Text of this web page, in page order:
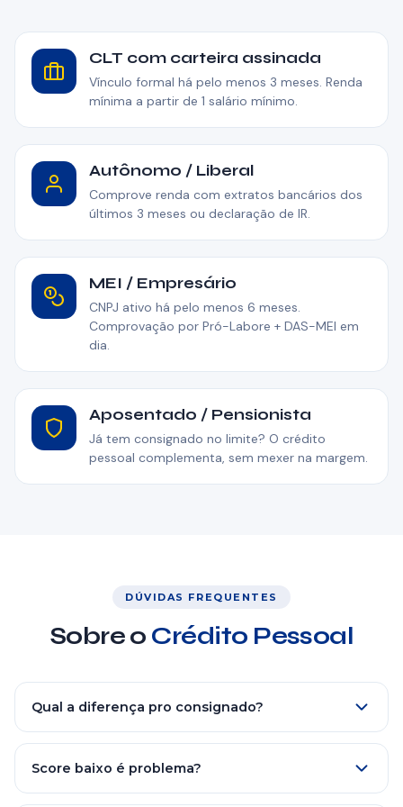
CLT com carteira assinada
Vínculo formal há pelo menos 3 meses. Renda
mínima a partir de 1 salário mínimo.
Autônomo / Liberal
Comprove renda com extratos bancários dos
últimos 3 meses ou declaração de IR.
MEI / Empresário
CNPJ ativo há pelo menos 6 meses.
Comprovação por Pró-Labore + DAS-MEI em
dia.
Aposentado / Pensionista
Já tem consignado no limite? O crédito
pessoal complementa, sem mexer na margem.
DÚVIDAS FREQUENTES
Sobre o Crédito Pessoal
Qual a diferença pro consignado?
Consignado:taxa baixa (a partir de 1,85% a.m.),
pagamento por desconto em folha, restrito a perfis com
2,92% a.m.) por não ter garantia em folha. Aceita CLT,
Score baixo é problema?
Score baixo dificulta mas não impede automaticamente.